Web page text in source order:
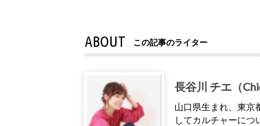
ABOUT この記事のライター
長谷川 チエ（
山口県生まれ、東京
してカルチャーにつ